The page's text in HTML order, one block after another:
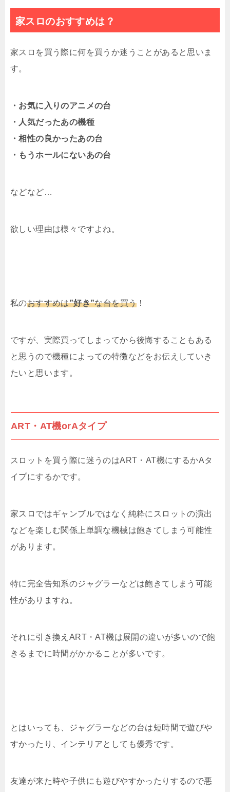
家スロのおすすめは？
家スロを買う際に何を買うか迷うことがあると思いま
す。
・お気に入りのアニメの台
・人気だったあの機種
・相性の良かったあの台
・もうホールにないあの台
などなど…
欲しい理由は様々ですよね。
私のおすすめは”好き”な台を買う ！
ですが、実際買ってしまってから後悔することもある
と思うので機種によっての特徴などをお伝えしていき
たいと思います。
ART・AT機orAタイプ
スロットを買う際に迷うのはART・AT機にするかAタ
イプにするかです。
家スロではギャンブルではなく純粋にスロットの演出
などを楽しむ関係上単調な機械は飽きてしまう可能性
があります。
特に完全告知系のジャグラーなどは飽きてしまう可能
性がありますね。
それに引き換えART・AT機は展開の違いが多いので飽
きるまでに時間がかかることが多いです。
とはいっても、ジャグラーなどの台は短時間で遊びや
すかったり、インテリアとしても優秀です。
友達が来た時や子供にも遊びやすかったりするので悪